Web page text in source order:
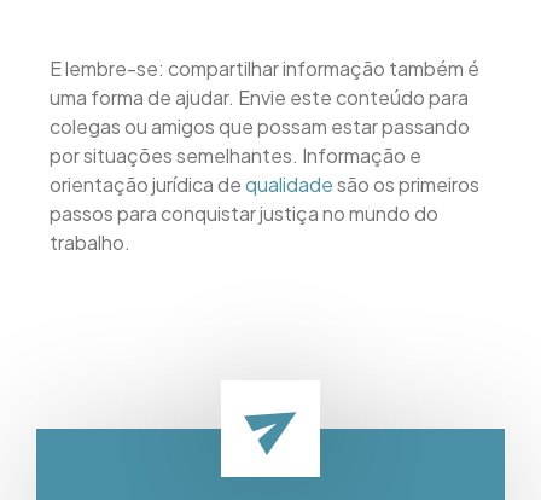
E lembre-se: compartilhar informação também é
uma forma de ajudar. Envie este conteúdo para
colegas ou amigos que possam estar passando
por situações semelhantes. Informação e
orientação jurídica dequalidadesão os primeiros
passos para conquistar justiça no mundo do
trabalho.